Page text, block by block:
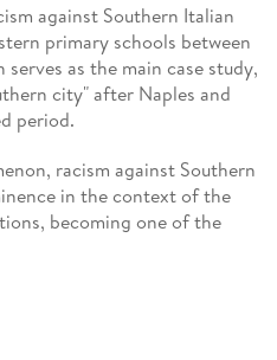
against Southern Italian
primary schools between
serves as the main case study,
city" after Naples and
period.
racism against Southern
in the context of the
becoming one of the
- printed, archival,